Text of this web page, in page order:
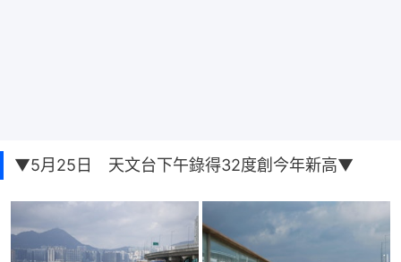
▼5月25日 天文台下午錄得32度創今年新高▼